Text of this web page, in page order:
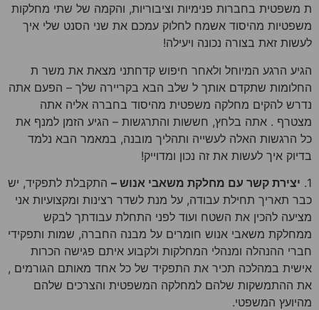
ת משפטית בחברות פנימיות וציבוריות, והקמה של שתי מחלקות
משפטיות מהיסוד אשמח לחלוק עמכם את שני הסנט שלי איך
לעשות זאת בצורה נכונה ויעילה!
הגיע הרגע המיוחל ולאחר חיפוש קדחתני מצאת את משר ת
החלומות שתקדם אותך ל שלב הבא בקריירה שלך – הפעם אתה
נדרש להקים מחלקה משפטית מהיסוד בחברה אליה אתה
מצטרף . אתה בלחץ, חששות והתרגשות – הגיע הזמן למנף את
כל הרגשות האלה לעשייה ותהליך מובנה, במאמר הבא נלמד
בדיוק איך לעשות את זה נכון ומדוייק!
1. יצירת קשר עם מחלקת משאבי אנוש – התקבלת לתפקיד, יש
כבר תאריך תחילת עבודה, על מנת לשדר רצינות ומקצועיות אני
מציעה להכין את השטח ועוד לפני התחלת עבודתך לבקש
ממחלקת משאבי אנוש חומרים על מבנה החברה, שמות ותפקידי
חברי ההנהלה ומנהלי המחלקות ולקבוע איתם פגישה הכרות
אישית במהלכה תכיר את התפקיד של כל אחד מאותם הגורמים ,
את ההתמשקות שלהם למחלקה המשפטית והצרכים שלהם
מהיועץ המשפטי.